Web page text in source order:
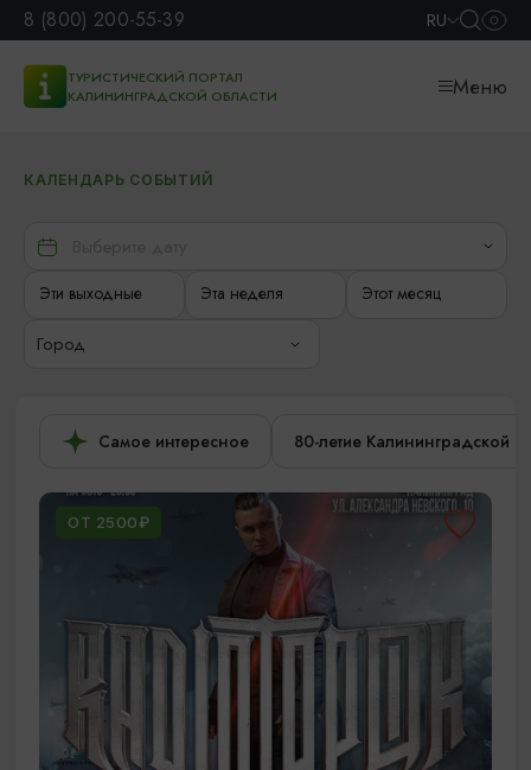
8 (800) 200-55-39 RU
ТУРИСТИЧЕСКИЙ ПОРТАЛ
КАЛИНИНГРАДСКОЙ ОБЛАСТИ
Меню
КАЛЕНДАРЬ СОБЫТИЙ
Эти выходные Эта неделя Этот месяц
Город
Самое интересное 80-летие Калининградской
ОТ 2500₽